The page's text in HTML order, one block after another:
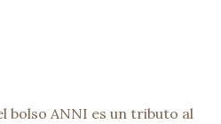
bolso ANNI es un tributo al